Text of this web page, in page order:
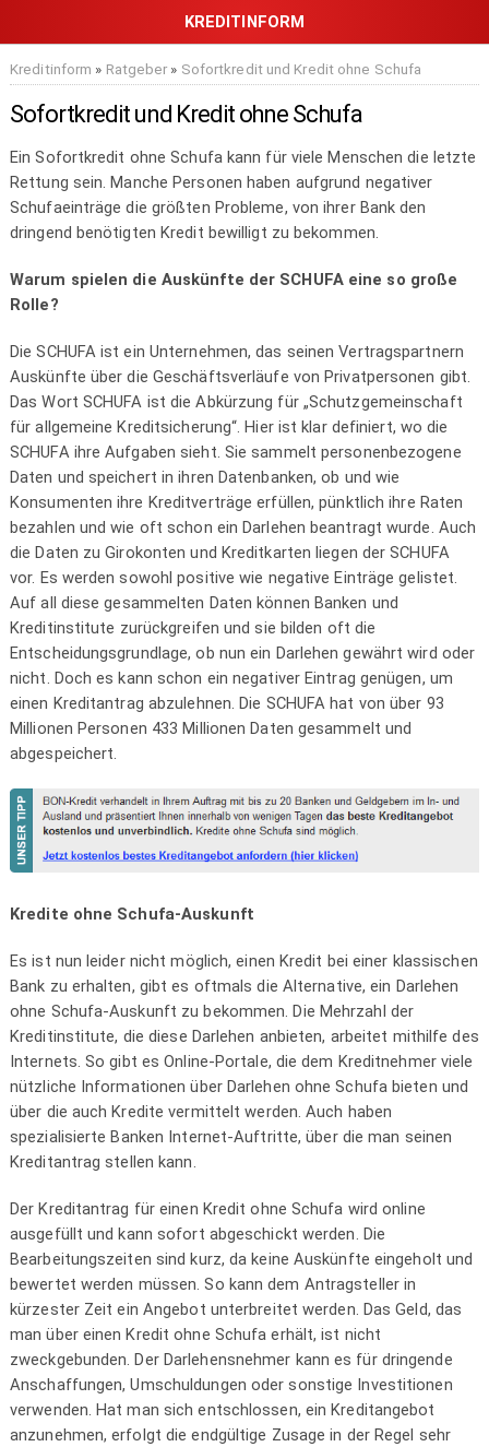
Kreditinform » Ratgeber » Sofortkredit und Kredit ohne Schufa
Sofortkredit und Kredit ohne Schufa
Ein Sofortkredit ohne Schufa kann für viele Menschen die letzte
Rettung sein. Manche Personen haben aufgrund negativer
Schufaeinträge die größten Probleme, von ihrer Bank den
dringend benötigten Kredit bewilligt zu bekommen.
Warum spielen die Auskünfte der SCHUFA eine so große
Rolle?
Die SCHUFA ist ein Unternehmen, das seinen Vertragspartnern
Auskünfte über die Geschäftsverläufe von Privatpersonen gibt.
Das Wort SCHUFA ist die Abkürzung für „Schutzgemeinschaft
für allgemeine Kreditsicherung“. Hier ist klar definiert, wo die
SCHUFA ihre Aufgaben sieht. Sie sammelt personenbezogene
Daten und speichert in ihren Datenbanken, ob und wie
Konsumenten ihre Kreditverträge erfüllen, pünktlich ihre Raten
bezahlen und wie oft schon ein Darlehen beantragt wurde. Auch
die Daten zu Girokonten und Kreditkarten liegen der SCHUFA
vor. Es werden sowohl positive wie negative Einträge gelistet.
Auf all diese gesammelten Daten können Banken und
Kreditinstitute zurückgreifen und sie bilden oft die
Entscheidungsgrundlage, ob nun ein Darlehen gewährt wird oder
nicht. Doch es kann schon ein negativer Eintrag genügen, um
einen Kreditantrag abzulehnen. Die SCHUFA hat von über 93
Millionen Personen 433 Millionen Daten gesammelt und
abgespeichert.
Kredite ohne Schufa-Auskunft
Es ist nun leider nicht möglich, einen Kredit bei einer klassischen
Bank zu erhalten, gibt es oftmals die Alternative, ein Darlehen
ohne Schufa-Auskunft zu bekommen. Die Mehrzahl der
Kreditinstitute, die diese Darlehen anbieten, arbeitet mithilfe des
Internets. So gibt es Online-Portale, die dem Kreditnehmer viele
nützliche Informationen über Darlehen ohne Schufa bieten und
über die auch Kredite vermittelt werden. Auch haben
spezialisierte Banken Internet-Auftritte, über die man seinen
Kreditantrag stellen kann.
Der Kreditantrag für einen Kredit ohne Schufa wird online
ausgefüllt und kann sofort abgeschickt werden. Die
Bearbeitungszeiten sind kurz, da keine Auskünfte eingeholt und
bewertet werden müssen. So kann dem Antragsteller in
kürzester Zeit ein Angebot unterbreitet werden. Das Geld, das
man über einen Kredit ohne Schufa erhält, ist nicht
zweckgebunden. Der Darlehensnehmer kann es für dringende
Anschaffungen, Umschuldungen oder sonstige Investitionen
verwenden. Hat man sich entschlossen, ein Kreditangebot
anzunehmen, erfolgt die endgültige Zusage in der Regel sehr